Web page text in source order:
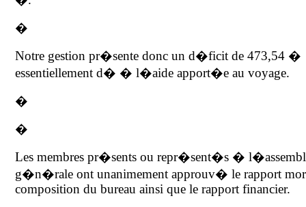
�
Notre gestion pr�sente donc un d�ficit de 473,54 �
essentiellement d� � l�aide apport�e au voyage.
�
�
Les membres pr�sents ou repr�sent�s �
g�n�rale ont unanimement approuv� le rapport
composition du bureau ainsi que le rapport financier.